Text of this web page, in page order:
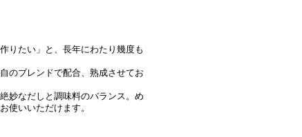
りたい」と、長年にわたり幾度も
のブレンドで配合、熟成させてお
妙なだしと調味料のバランス。め
使いいただけます。